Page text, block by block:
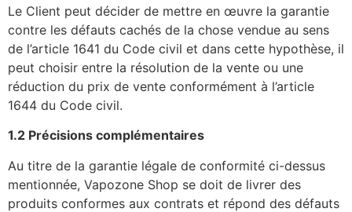
Le Client peut décider de mettre en œuvre la garantie
contre les défauts cachés de la chose vendue au sens
de l’article 1641 du Code civil et dans cette hypothèse, il
peut choisir entre la résolution de la vente ou une
réduction du prix de vente conformément à l’article
1644 du Code civil.
1.2 Précisions complémentaires
Au titre de la garantie légale de conformité ci-dessus
mentionnée, Vapozone Shop se doit de livrer des
produits conformes aux contrats et répond des défauts